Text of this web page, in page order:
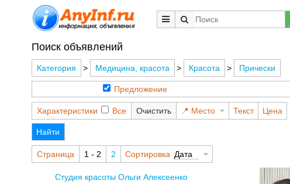
Поиск объявлений
Категория > Медицина, красота > Красота > Прически
Предложение
Характеристики Все Очистить Место Текст Цена
Найти
Страница 1 - 2 2 Сортировка Дата
Студия красоты Ольги Алексеенко